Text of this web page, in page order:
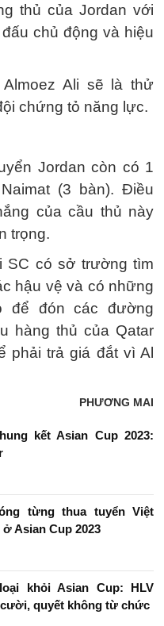
thủ của Jordan với
chủ động và hiệu
Ali sẽ là thử
chứng tỏ năng lực.
Jordan còn có 1
(3 bàn). Điều
của cầu thủ này
trọng.
SC có sở trường tìm
hậu vệ và có những
để đón các đường
hàng thủ của Qatar
phải trả giá đắt vì Al
PHƯƠNG MAI
kết Asian Cup 2023:
từng thua tuyển Việt
Asian Cup 2023
khỏi Asian Cup: HLV
quyết không từ chức